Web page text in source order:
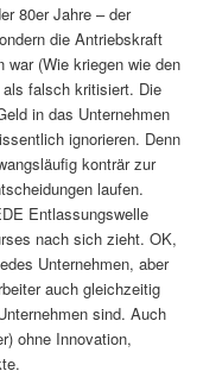
80er Jahre – der
die Antriebskraft
war (Wie kriegen wie den
falsch kritisiert. Die
in das Unternehmen
ignorieren. Denn
konträr zur
laufen.
Entlassungswelle
nach sich zieht. OK,
Unternehmen, aber
auch gleichzeitig
sind. Auch
ohne Innovation,